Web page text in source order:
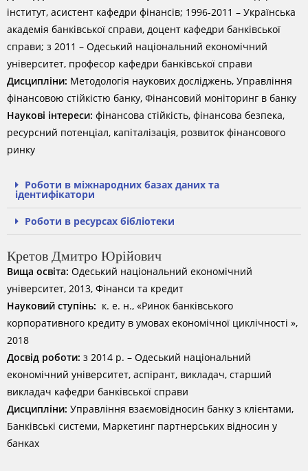
інститут, асистент кафедри фінансів; 1996-2011 – Українська
академія банківської справи, доцент кафедри банківської
справи; з 2011 – Одеський національний економічний
університет, професор кафедри банківської справи
Дисципліни: Методологія наукових досліджень, Управління
фінансовою стійкістю банку, Фінансовий моніторинг в банку
Наукові інтереси: фінансова стійкість, фінансова безпека,
ресурсний потенціал, капіталізація, розвиток фінансового
ринку
Роботи в міжнародних базах даних та
ідентифікатори
Роботи в ресурсах бібліотеки
Кретов Дмитро Юрійович
Вища освіта: Одеський національний економічний
університет, 2013, Фінанси та кредит
Науковий ступінь: к. е. н., «Ринок банківського
корпоративного кредиту в умовах економічної циклічності »,
2018
Досвід роботи: з 2014 р. – Одеський національний
економічний університет, аспірант, викладач, старший
викладач кафедри банківської справи
Дисципліни: Управління взаємовідносин банку з клієнтами,
Банківські системи, Маркетинг партнерських відносин у
банках